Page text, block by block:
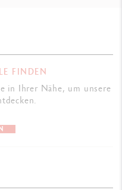
FINDEN
in Ihrer Nähe, um unsere